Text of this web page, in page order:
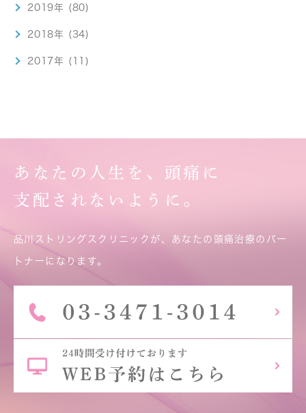
2019年 (80)
2018年 (34)
2017年 (11)
あなたの人生を、頭痛に
支配されないように。
品川ストリングスクリニックが、あなたの頭痛治療のパー
トナーになります。